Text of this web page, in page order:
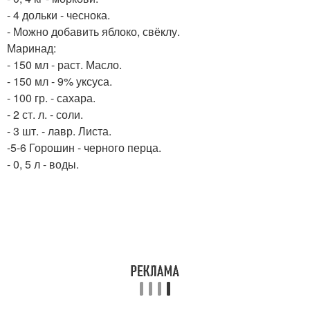
- 4 дольки - чеснока.
- Можно добавить яблоко, свёклу.
Маринад:
- 150 мл - раст. Масло.
- 150 мл - 9% уксуса.
- 100 гр. - сахара.
- 2 ст. л. - соли.
- 3 шт. - лавр. Листа.
-5-6 Горошин - черного перца.
- 0, 5 л - воды.